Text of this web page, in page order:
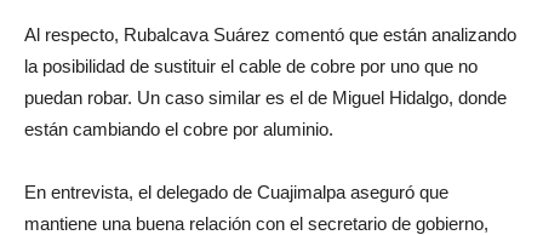
Al respecto, Rubalcava Suárez comentó que están analizando
la posibilidad de sustituir el cable de cobre por uno que no
puedan robar. Un caso similar es el de Miguel Hidalgo, donde
están cambiando el cobre por aluminio.
En entrevista, el delegado de Cuajimalpa aseguró que
mantiene una buena relación con el secretario de gobierno,